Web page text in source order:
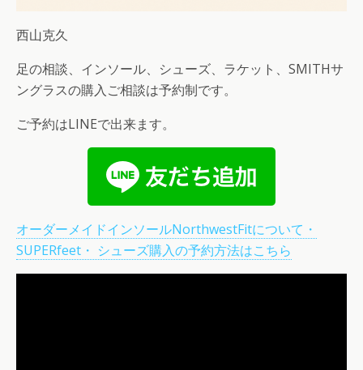
西山克久
足の相談、インソール、シューズ、ラケット、SMITHサ
ングラスの購入ご相談は予約制です。
ご予約はLINEで出来ます。
オーダーメイドインソールNorthwestFitについて・
SUPERfeet・ シューズ購入の予約方法はこちら